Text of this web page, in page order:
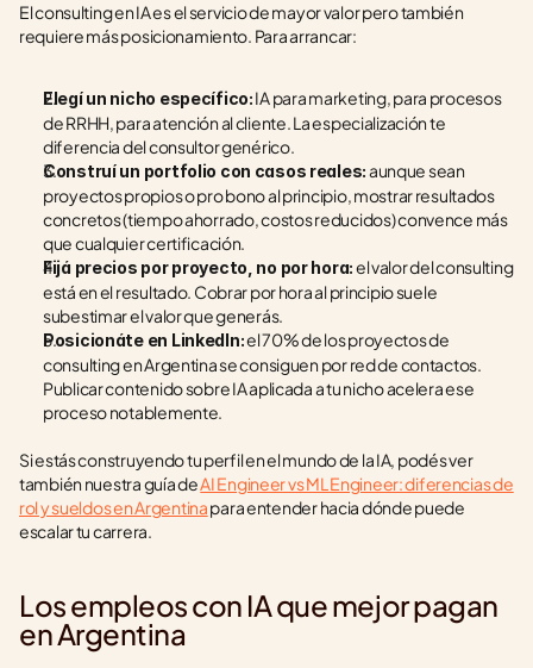
El consulting en IA es el servicio de mayor valor pero también
requiere más posicionamiento. Para arrancar:
Elegí un nicho específico: IA para marketing, para procesos
de RRHH, para atención al cliente. La especialización te
diferencia del consultor genérico.
Construí un portfolio con casos reales: aunque sean
proyectos propios o pro bono al principio, mostrar resultados
concretos (tiempo ahorrado, costos reducidos) convence más
que cualquier certificación.
Fijá precios por proyecto, no por hora: el valor del consulting
está en el resultado. Cobrar por hora al principio suele
subestimar el valor que generás.
Posicionáte en LinkedIn: el 70% de los proyectos de
consulting en Argentina se consiguen por red de contactos.
Publicar contenido sobre IA aplicada a tu nicho acelera ese
proceso notablemente.
Si estás construyendo tu perfil en el mundo de la IA, podés ver
también nuestra guía de AI Engineer vs ML Engineer: diferencias de
rol y sueldos en Argentina para entender hacia dónde puede
escalar tu carrera.
Los empleos con IA que mejor pagan
en Argentina